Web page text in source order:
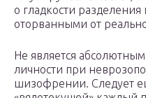
о гладкости
оторванными от
Не является
личности при
шизофрении. Следует